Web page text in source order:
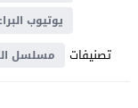
يوتيوب
تصنيفات مسلسل